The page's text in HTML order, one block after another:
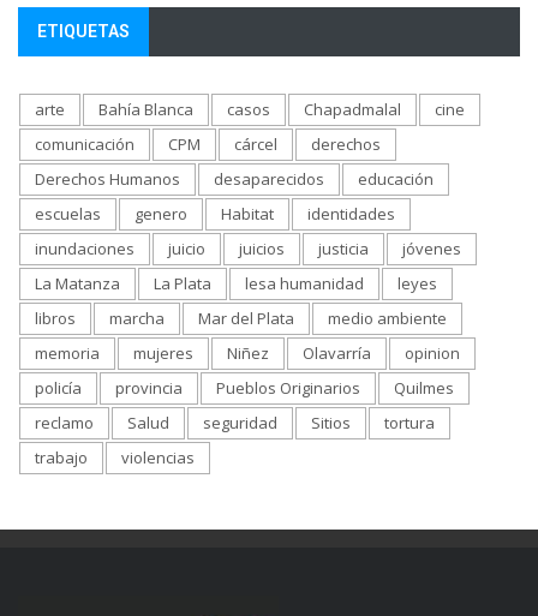
ETIQUETAS
arte Bahía Blanca casos Chapadmalal
cine
comunicación
CPM cárcel
derechos
Derechos Humanos
desaparecidos
educación
escuelas
genero Habitat
identidades
inundaciones
juicio juicios justicia
jóvenes
La Matanza
La Plata lesa humanidad
leyes
libros
marcha Mar del Plata
medio ambiente
memoria
mujeres Niñez Olavarría
opinion
policía
provincia Pueblos Originarios
Quilmes
reclamo
Salud seguridad Sitios
tortura
trabajo
violencias